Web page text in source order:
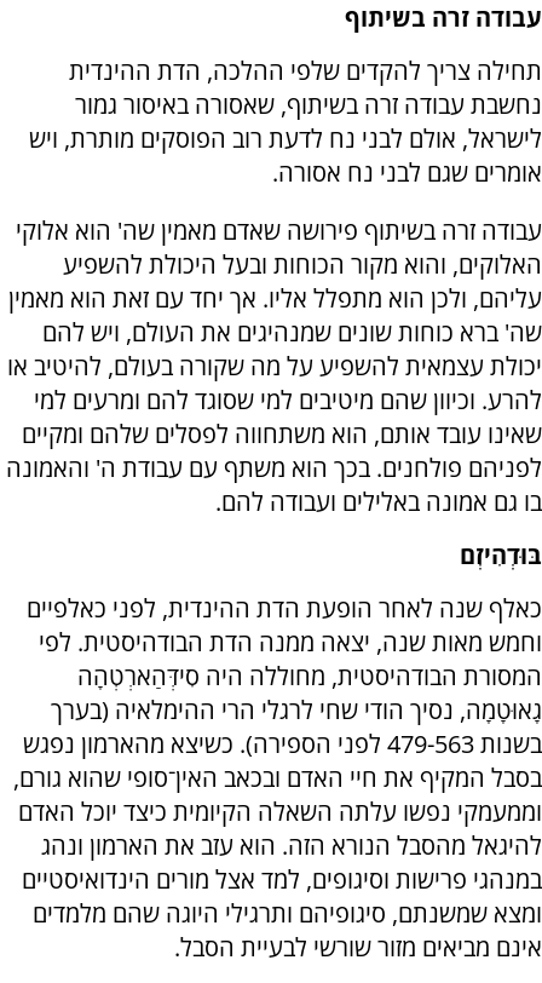
עבודה זרה בשיתוף
תחילה צריך להקדים שלפי ההלכה, הדת ההינדית
נחשבת עבודה זרה בשיתוף, שאסורה באיסור גמור
לישראל, אולם לבני נח לדעת רוב הפוסקים מותרת, ויש
אומרים שגם לבני נח אסורה.
עבודה זרה בשיתוף פירושה שאדם מאמין שה' הוא אלוקי
האלוקים, והוא מקור הכוחות ובעל היכולת להשפיע
עליהם, ולכן הוא מתפלל אליו. אך יחד עם זאת הוא מאמין
שה' ברא כוחות שונים שמנהיגים את העולם, ויש להם
יכולת עצמאית להשפיע על מה שקורה בעולם, להיטיב או
להרע. וכיוון שהם מיטיבים למי שסוגד להם ומרעים למי
שאינו עובד אותם, הוא משתחווה לפסלים שלהם ומקיים
לפניהם פולחנים. בכך הוא משתף עם עבודת ה' והאמונה
בו גם אמונה באלילים ועבודה להם.
בּוּדְהִיזְם
כאלף שנה לאחר הופעת הדת ההינדית, לפני כאלפיים
וחמש מאות שנה, יצאה ממנה הדת הבודהיסטית. לפי
המסורת הבודהיסטית, מחוללה היה סִידְּהַארְטְהָה
גָאוּטָמָה, נסיך הודי שחי לרגלי הרי ההימלאיה (בערך
בשנות 479-563 לפני הספירה). כשיצא מהארמון נפגש
בסבל המקיף את חיי האדם ובכאב האין־סופי שהוא גורם,
וממעמקי נפשו עלתה השאלה הקיומית כיצד יוכל האדם
להיגאל מהסבל הנורא הזה. הוא עזב את הארמון ונהג
במנהגי פרישות וסיגופים, למד אצל מורים הינדואיסטיים
ומצא שמשנתם, סיגופיהם ותרגילי היוגה שהם מלמדים
אינם מביאים מזור שורשי לבעיית הסבל.